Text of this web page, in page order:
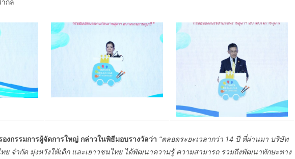
กรรมการผู้จัดการใหญ่ กล่าวในพิธีมอบรางวัลว่า “ตลอดระยะเวลากว่า 14 ปี ที่ผ่านมา บริษัท
ทย จำกัด มุ่งหวังให้เด็ก และเยาวชนไทย ได้พัฒนาความรู้ ความสามารถ รวมถึงพัฒนาทักษะทาง